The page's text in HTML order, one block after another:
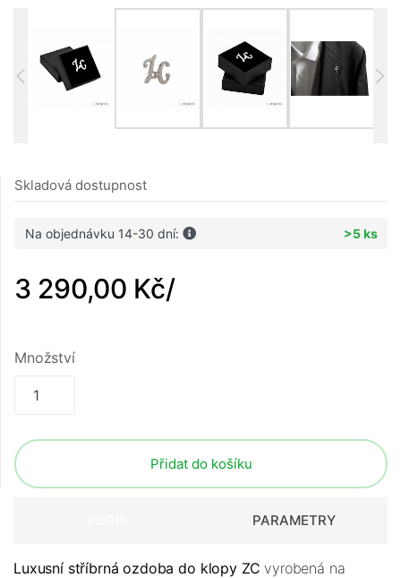
Skladová dostupnost
Na objednávku 14-30 dní: >5 ks
3 290,00 Kč/
Množství
Přidat do košíku
PARAMETRY
Luxusní stříbrná ozdoba do klopy ZC vyrobená na